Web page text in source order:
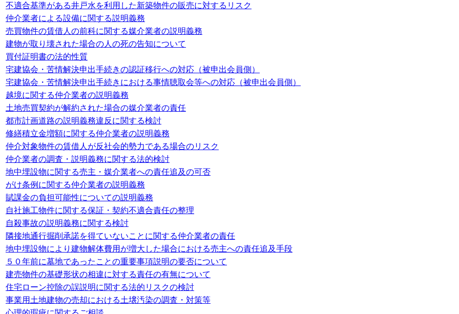
不適合基準がある井戸水を利用した新築物件の販売に対するリスク
仲介業者による設備に関する説明義務
売買物件の賃借人の前科に関する媒介業者の説明義務
建物が取り壊された場合の人の死の告知について
買付証明書の法的性質
宅建協会・苦情解決申出手続きの認証移行への対応（被申出会員側）
宅建協会・苦情解決申出手続きにおける事情聴取会等への対応（被申出会員側）
越境に関する仲介業者の説明義務
土地売買契約が解約された場合の媒介業者の責任
都市計画道路の説明義務違反に関する検討
修繕積立金増額に関する仲介業者の説明義務
仲介対象物件の賃借人が反社会的勢力である場合のリスク
仲介業者の調査・説明義務に関する法的検討
地中埋設物に関する売主・媒介業者への責任追及の可否
がけ条例に関する仲介業者の説明義務
賦課金の負担可能性についての説明義務
自社施工物件に関する保証・契約不適合責任の整理
自殺事故の説明義務に関する検討
隣接地通行掘削承諾を得ていないことに関する仲介業者の責任
地中埋設物により建物解体費用が増大した場合における売主への責任追及手段
５０年前に墓地であったことの重要事項説明の要否について
建売物件の基礎形状の相違に対する責任の有無について
住宅ローン控除の誤説明に関する法的リスクの検討
事業用土地建物の売却における土壌汚染の調査・対策等